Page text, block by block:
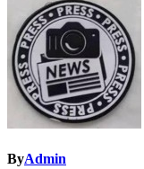
ByAdmin